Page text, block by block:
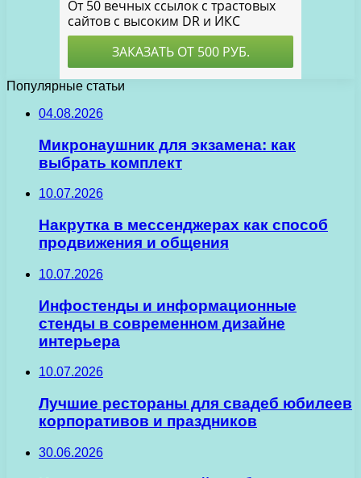
Популярные статьи
04.08.2026
Микронаушник для экзамена: как
выбрать комплект
10.07.2026
Накрутка в мессенджерах как способ
продвижения и общения
10.07.2026
Инфостенды и информационные
стенды в современном дизайне
интерьера
10.07.2026
Лучшие рестораны для свадеб юбилеев
корпоративов и праздников
30.06.2026